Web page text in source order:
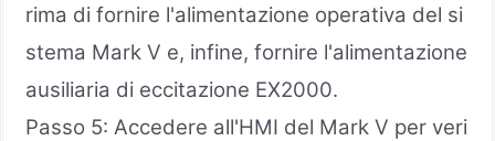
rima di fornire l'alimentazione operativa del si
stema Mark V e, infine, fornire l'alimentazione
ausiliaria di eccitazione EX2000.
Passo 5: Accedere all'HMI del Mark V per veri